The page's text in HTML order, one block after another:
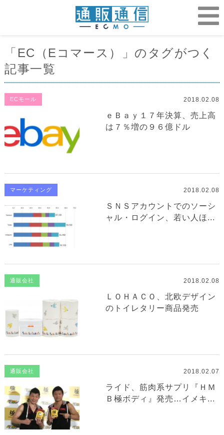
「EC（Eコマース）」のタグがつく
記事一覧
ECモール 2018.02.08
ｅＢａｙ１７年決算、売上高
は７％増の９６億ドル
マーケティング 2018.02.08
ＳＮＳアカウントでのソーシ
ャル・ログイン、若い人ほ...
通販会社 2018.02.08
ＬＯＨＡＣＯ、北欧デザイン
のトイレタリー商品発売
通販会社 2018.02.07
ライド、筋肉系サプリ『ＨＭ
Ｂ極ボディ』発売…イメキ...